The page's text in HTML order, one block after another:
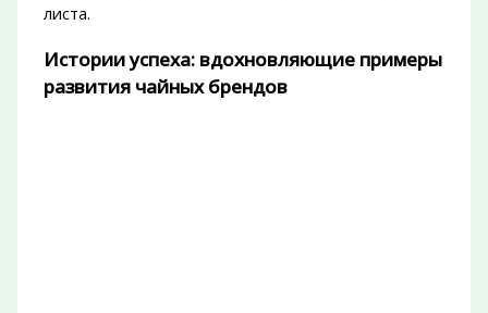
листа.
Истории успеха: вдохновляющие примеры
развития чайных брендов